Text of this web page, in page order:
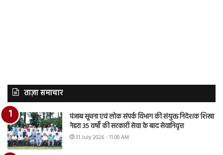
ताज़ा समाचार
पंजाब सूचना एवं लोक संपर्क विभाग की संयुक्त निदेशक शिखा
नेहरा 35 वर्षों की सरकारी सेवा के बाद सेवानिवृत्त
31 July 2026 - 11:00 AM